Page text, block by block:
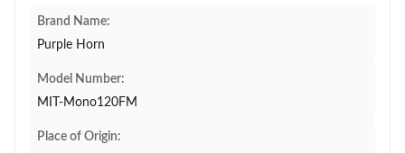
Brand Name:
Purple Horn
Model Number:
MIT-Mono120FM
Place of Origin: